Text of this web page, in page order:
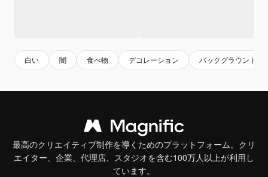
白い 闇 食べ物 デコレーション バックグラウンド
最高のクリエイティブ制作を導くためのプラットフォーム。クリ
エイター、企業、代理店、スタジオを含む100万人以上が利用し
ています。